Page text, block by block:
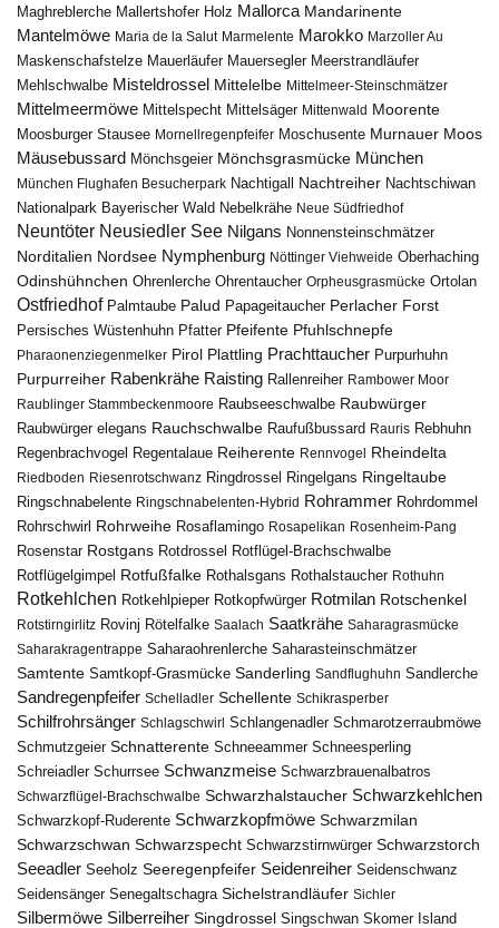
Maghreblerche Mallertshofer Holz Mallorca Mandarinente
Mantelmöwe Maria de la Salut Marmelente Marokko Marzoller Au
Maskenschafstelze Mauerläufer Mauersegler Meerstrandläufer
Mehlschwalbe Misteldrossel Mittelelbe Mittelmeer-Steinschmätzer
Mittelmeermöwe Mittelspecht Mittelsäger Mittenwald Moorente
Moosburger Stausee Mornellregenpfeifer Moschusente Murnauer Moos
Mäusebussard Mönchsgeier Mönchsgrasmücke München
München Flughafen Besucherpark Nachtigall Nachtreiher Nachtschiwan
Nationalpark Bayerischer Wald Nebelkrähe Neue Südfriedhof
Neuntöter Neusiedler See Nilgans Nonnensteinschmätzer
Norditalien Nordsee Nymphenburg Nöttinger Viehweide Oberhaching
Odinshühnchen Ohrenlerche Ohrentaucher Orpheusgrasmücke Ortolan
Ostfriedhof Palmtaube Palud Papageitaucher Perlacher Forst
Persisches Wüstenhuhn Pfatter Pfeifente Pfuhlschnepfe
Pharaonenziegenmelker Pirol Plattling Prachttaucher Purpurhuhn
Purpurreiher Rabenkrähe Raisting Rallenreiher Rambower Moor
Raublinger Stammbeckenmoore Raubseeschwalbe Raubwürger
Raubwürger elegans Rauchschwalbe Raufußbussard Rauris Rebhuhn
Regenbrachvogel Regentalaue Reiherente Rennvogel Rheindelta
Riedboden Riesenrotschwanz Ringdrossel Ringelgans Ringeltaube
Ringschnabelente Ringschnabelenten-Hybrid Rohrammer Rohrdommel
Rohrschwirl Rohrweihe Rosaflamingo Rosapelikan Rosenheim-Pang
Rosenstar Rostgans Rotdrossel
Rotflügel-Brachschwalbe
Rotflügelgimpel Rotfußfalke Rothalsgans Rothalstaucher Rothuhn
Rotkehlchen Rotkehlpieper Rotkopfwürger Rotmilan Rotschenkel
Rotstirngirlitz Rovinj Rötelfalke Saalach Saatkrähe Saharagrasmücke
Saharakragentrappe Saharaohrenlerche Saharasteinschmätzer
Samtente Samtkopf-Grasmücke Sanderling Sandflughuhn Sandlerche
Sandregenpfeifer Schelladler Schellente Schikrasperber
Schilfrohrsänger Schlagschwirl Schlangenadler Schmarotzerraubmöwe
Schmutzgeier Schnatterente Schneeammer Schneesperling
Schreiadler Schurrsee Schwanzmeise Schwarzbrauenalbatros
Schwarzflügel-Brachschwalbe Schwarzhalstaucher Schwarzkehlchen
Schwarzkopf-Ruderente Schwarzkopfmöwe Schwarzmilan
Schwarzschwan Schwarzspecht Schwarzstirnwürger Schwarzstorch
Seeadler Seeholz Seeregenpfeifer Seidenreiher Seidenschwanz
Seidensänger Senegaltschagra Sichelstrandläufer Sichler
Silbermöwe Silberreiher Singdrossel Singschwan Skomer Island